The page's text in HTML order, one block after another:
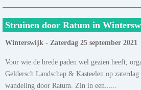
Struinen door Ratum in
Winterswijk - Zaterdag 25 september 2021
Voor wie de brede paden wel gezien heeft,
Geldersch Landschap & Kasteelen op zaterdag
wandeling door Ratum. Zin in een......